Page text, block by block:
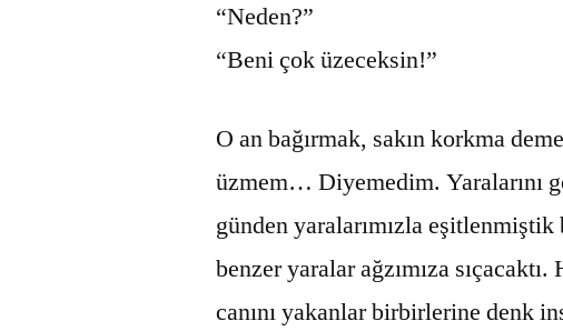
“Neden?”
“Beni çok üzeceksin!”
O an bağırmak, sakın korkma
üzmem… Diyemedim. Yaralarını
günden yaralarımızla
benzer yaralar ağzımıza
canını yakanlar birbirlerine denk